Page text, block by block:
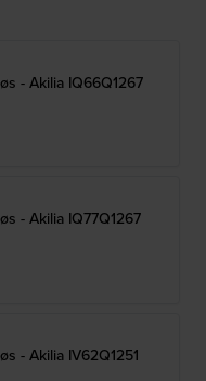
- Akilia IQ66Q1267
- Akilia IQ77Q1267
- Akilia IV62Q1251